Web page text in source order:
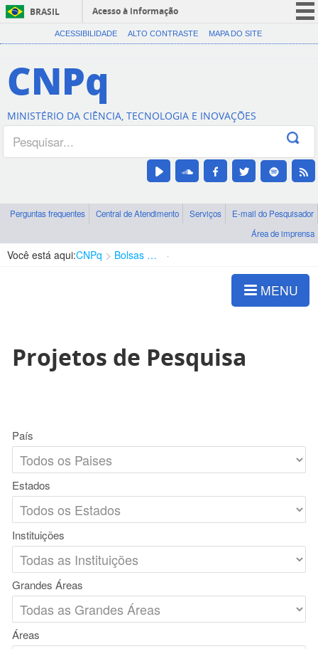
BRASIL
Acesso à informação
CORONAVÍRUS (COVID-19)
Canais
ACESSIBILIDADE ALTO CONTRASTE MAPA DO SITE
CNPq
MINISTÉRIO DA CIÊNCIA, TECNOLOGIA E INOVAÇÕES
Perguntas frequentes Central de Atendimento Serviços
E-mail do Pesquisador
Área de imprensa
Você está aqui:CNPq Bolsas e Auxílios Vigentes
MENU
Projetos de Pesquisa
País
Estados
Instituições
Grandes Áreas
Áreas